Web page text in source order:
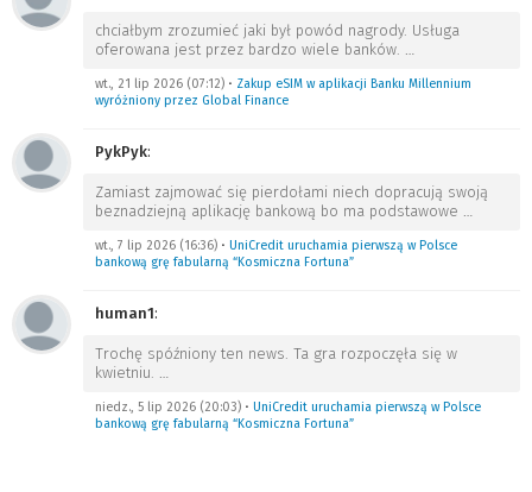
chciałbym zrozumieć jaki był powód nagrody. Usługa
oferowana jest przez bardzo wiele banków. …
wt., 21 lip 2026 (07:12) • Zakup eSIM w aplikacji Banku Millennium
wyróżniony przez Global Finance
PykPyk:
Zamiast zajmować się pierdołami niech dopracują swoją
beznadziejną aplikację bankową bo ma podstawowe …
wt., 7 lip 2026 (16:36) • UniCredit uruchamia pierwszą w Polsce
bankową grę fabularną “Kosmiczna Fortuna”
human1:
Trochę spóźniony ten news. Ta gra rozpoczęła się w
kwietniu. …
niedz., 5 lip 2026 (20:03) • UniCredit uruchamia pierwszą w Polsce
bankową grę fabularną “Kosmiczna Fortuna”